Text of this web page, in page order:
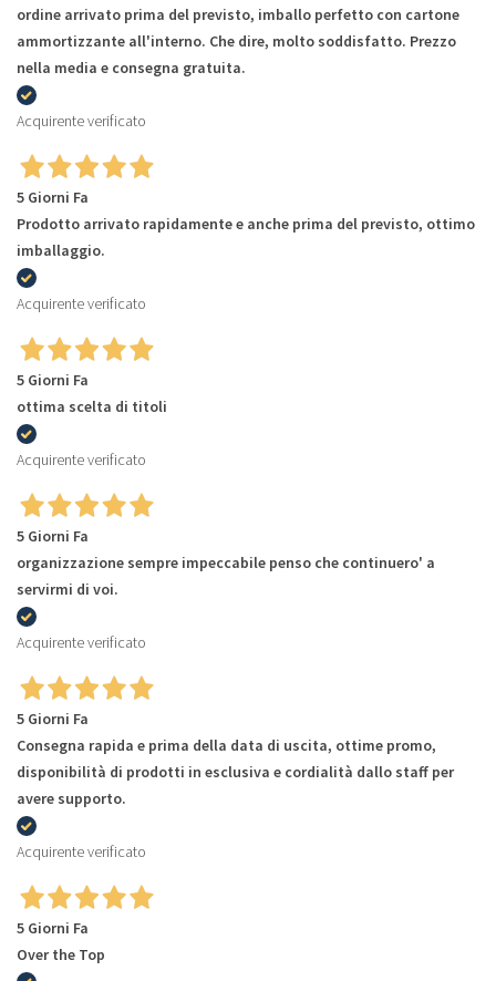
ordine arrivato prima del previsto, imballo perfetto con cartone
ammortizzante all'interno. Che dire, molto soddisfatto. Prezzo
nella media e consegna gratuita.
Acquirente verificato
5 Giorni Fa
Prodotto arrivato rapidamente e anche prima del previsto, ottimo
imballaggio.
Acquirente verificato
5 Giorni Fa
ottima scelta di titoli
Acquirente verificato
5 Giorni Fa
organizzazione sempre impeccabile penso che continuero' a
servirmi di voi.
Acquirente verificato
5 Giorni Fa
Consegna rapida e prima della data di uscita, ottime promo,
disponibilità di prodotti in esclusiva e cordialità dallo staff per
avere supporto.
Acquirente verificato
5 Giorni Fa
Over the Top